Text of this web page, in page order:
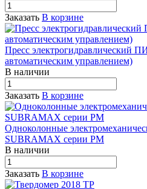
Заказать В корзине
Пресс электрогидравлический
автоматическим управлением)
В наличии
Заказать В корзине
Одноколонные
SUBRAMAX серии РМ
В наличии
Заказать В корзине